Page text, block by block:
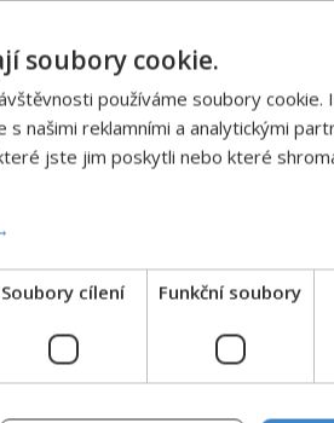
soubory cookie.
používáme soubory cookie.
s našimi reklamními a analytickými
jste jim poskytli nebo které
Soubory cílení Funkční soubory